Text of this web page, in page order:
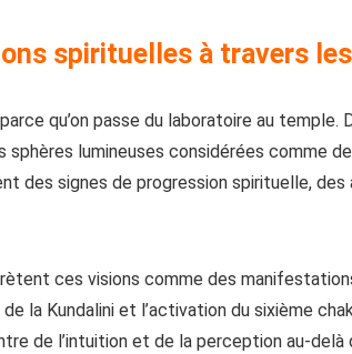
spirituelles à travers
qu’on passe du laboratoire au temple.
sphères lumineuses considérées comme
des signes de progression spirituelle,
ces visions comme des
de la Kundalini et l’activation du sixième
de l’intuition et de la perception au-delà